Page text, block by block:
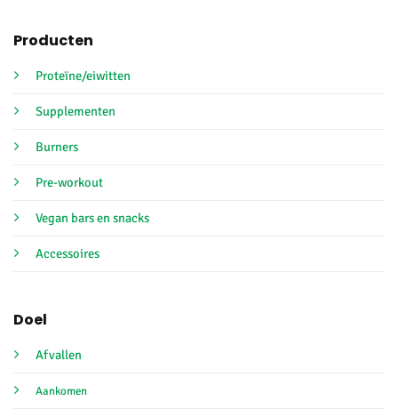
Producten
Proteïne/eiwitten
Supplementen
Burners
Pre-workout
Vegan bars en snacks
Accessoires
Doel
Afvallen
Aankomen